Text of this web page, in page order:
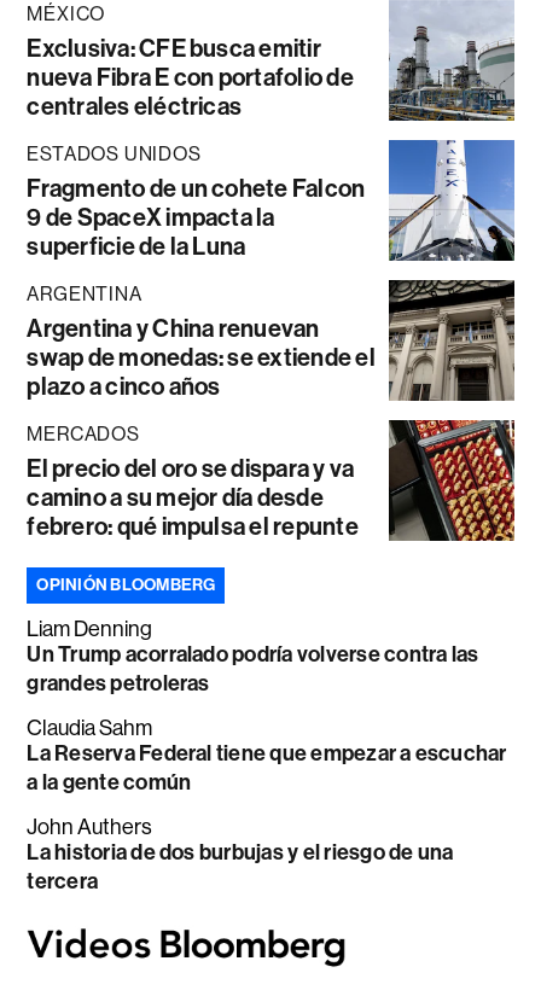
MÉXICO
Exclusiva: CFE busca emitir
nueva Fibra E con portafolio de
centrales eléctricas
ESTADOS UNIDOS
Fragmento de un cohete Falcon
9 de SpaceX impacta la
superficie de la Luna
ARGENTINA
Argentina y China renuevan
swap de monedas: se extiende el
plazo a cinco años
MERCADOS
El precio del oro se dispara y va
camino a su mejor día desde
febrero: qué impulsa el repunte
OPINIÓN BLOOMBERG
Liam Denning
Un Trump acorralado podría volverse contra las
grandes petroleras
Claudia Sahm
La Reserva Federal tiene que empezar a escuchar
a la gente común
John Authers
La historia de dos burbujas y el riesgo de una
tercera